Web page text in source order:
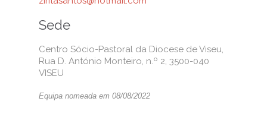
Sede
Centro Sócio-Pastoral da Diocese de Viseu,
Rua D. António Monteiro, n.º 2, 3500-040
VISEU
Equipa nomeada em 08/08/2022